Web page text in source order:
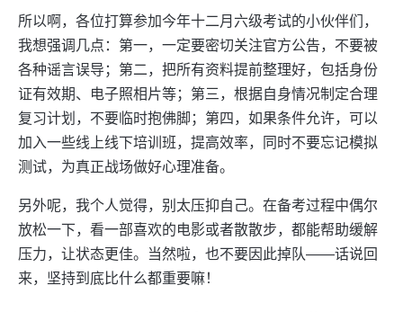
所以啊，各位打算参加今年十二月六级考试的小伙伴们，
我想强调几点：第一，一定要密切关注官方公告，不要被
各种谣言误导；第二，把所有资料提前整理好，包括身份
证有效期、电子照相片等；第三，根据自身情况制定合理
复习计划，不要临时抱佛脚；第四，如果条件允许，可以
加入一些线上线下培训班，提高效率，同时不要忘记模拟
测试，为真正战场做好心理准备。
另外呢，我个人觉得，别太压抑自己。在备考过程中偶尔
放松一下，看一部喜欢的电影或者散散步，都能帮助缓解
压力，让状态更佳。当然啦，也不要因此掉队——话说回
来，坚持到底比什么都重要嘛！